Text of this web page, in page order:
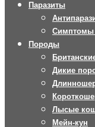
Паразиты
Симптомы
Породы
Дикие
Лысые
Мейн-кун